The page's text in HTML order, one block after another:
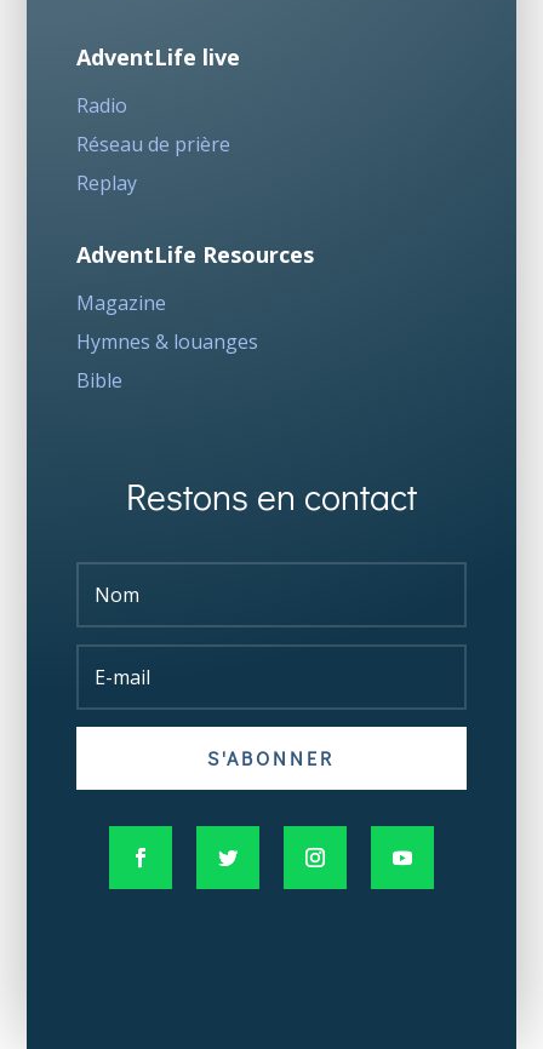
AdventLife live
Radio
Réseau de prière
Replay
AdventLife Resources
Magazine
Hymnes & louanges
Bible
Restons en contact
S'ABONNER